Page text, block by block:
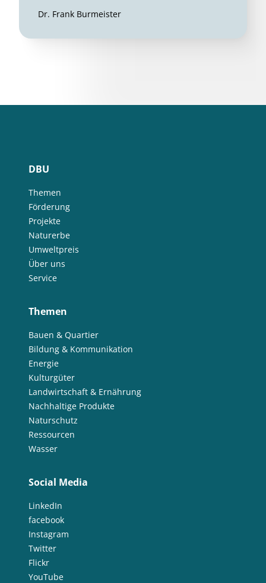
Dr. Frank Burmeister
DBU
Themen
Förderung
Projekte
Naturerbe
Umweltpreis
Über uns
Service
Themen
Bauen & Quartier
Bildung & Kommunikation
Energie
Kulturgüter
Landwirtschaft & Ernährung
Nachhaltige Produkte
Naturschutz
Ressourcen
Wasser
Social Media
LinkedIn
facebook
Instagram
Twitter
Flickr
YouTube